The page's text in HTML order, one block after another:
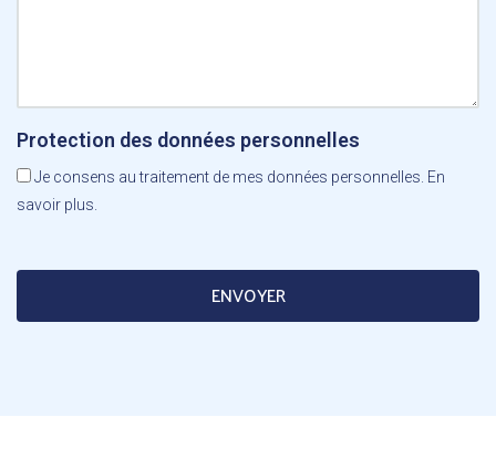
Protection des données personnelles
Je consens au traitement de mes données personnelles. En
savoir plus.
ENVOYER